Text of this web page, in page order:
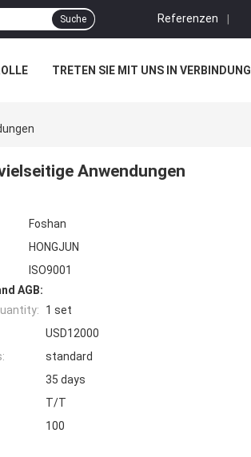
Referenzen |
Suche
TRETEN SIE MIT UNS IN VERBINDUNG
Anwendungen
Foshan
HONGJUN
ISO9001
AGB:
1 set
USD12000
standard
35 days
T/T
100